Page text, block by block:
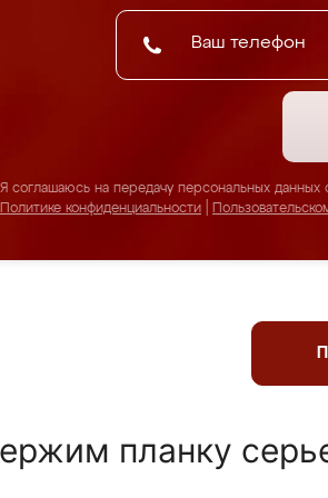
Я соглашаюсь на передачу персональных данных
Политике конфиденциальности
планку